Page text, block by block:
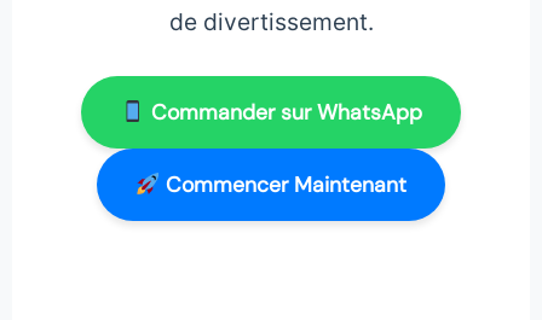
de divertissement.
Commander sur WhatsApp
Commencer Maintenant